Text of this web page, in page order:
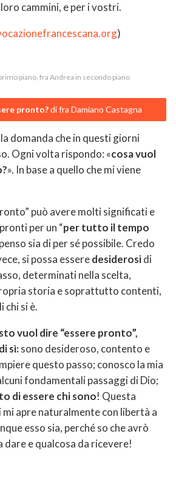
cammini, e per i vostri.
)
piano, fra Andrea in secondo piano
pronto?di fra Damiano Castagna
la domanda che in questi giorni
Ogni volta rispondo: «cosa vuol
». In base a quello che mi viene
può avere molti significati e
per un “per tutto il tempo
sia di per sé possibile. Credo
si possa esseredesiderosidi
determinati nella scelta,
storia e soprattutto contenti,
chi si è.
vuol dire “essere pronto”,
sì:sono desideroso, contento e
questo passo; conosco la mia
fondamentali passaggi di Dio;
di essere chi sono! Questa
mi apre naturalmente con libertà a
esso sia, perché so che avrò
dare e qualcosa da ricevere!